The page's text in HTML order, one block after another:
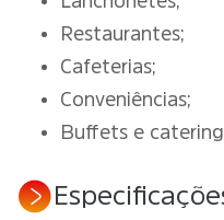
Restaurantes;
Cafeterias;
Conveniências;
Buffets e